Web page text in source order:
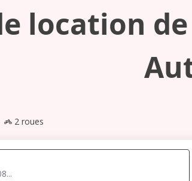
location
2 roues
les agences à